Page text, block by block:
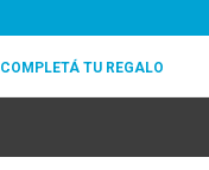
COMPLETÁ TU REGALO